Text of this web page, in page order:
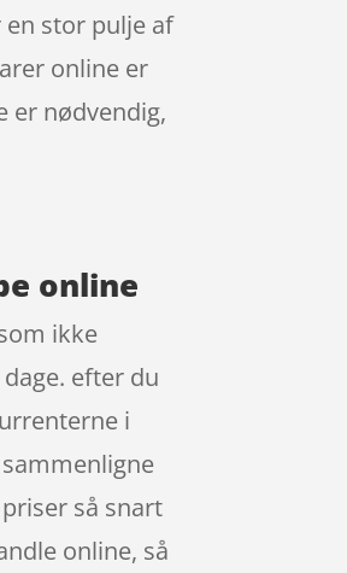
en stor pulje af
online er
er nødvendig,
online
ikke
efter du
i
så snart
online, så